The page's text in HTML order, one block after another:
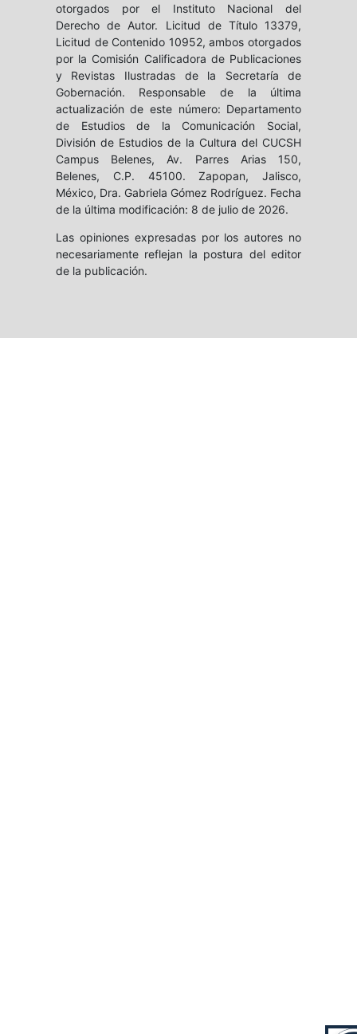
otorgados por el Instituto Nacional del
Derecho de Autor. Licitud de Título 13379,
Licitud de Contenido 10952, ambos otorgados
por la Comisión Calificadora de Publicaciones
y Revistas Ilustradas de la Secretaría de
Gobernación. Responsable de la última
actualización de este número: Departamento
de Estudios de la Comunicación Social,
División de Estudios de la Cultura del CUCSH
Campus Belenes, Av. Parres Arias 150,
Belenes, C.P. 45100. Zapopan, Jalisco,
México, Dra. Gabriela Gómez Rodríguez. Fecha
de la última modificación: 8 de julio de 2026.
Las opiniones expresadas por los autores no
necesariamente reflejan la postura del editor
de la publicación.